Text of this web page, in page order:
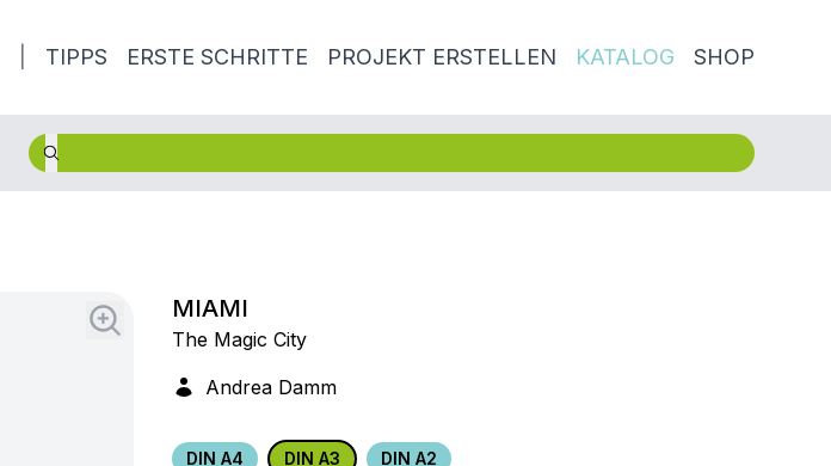
TIPPS ERSTE SCHRITTE PROJEKT ERSTELLEN KATALOG SHOP
MIAMI
The Magic City
Andrea Damm
DIN A4 DIN A3 DIN A2